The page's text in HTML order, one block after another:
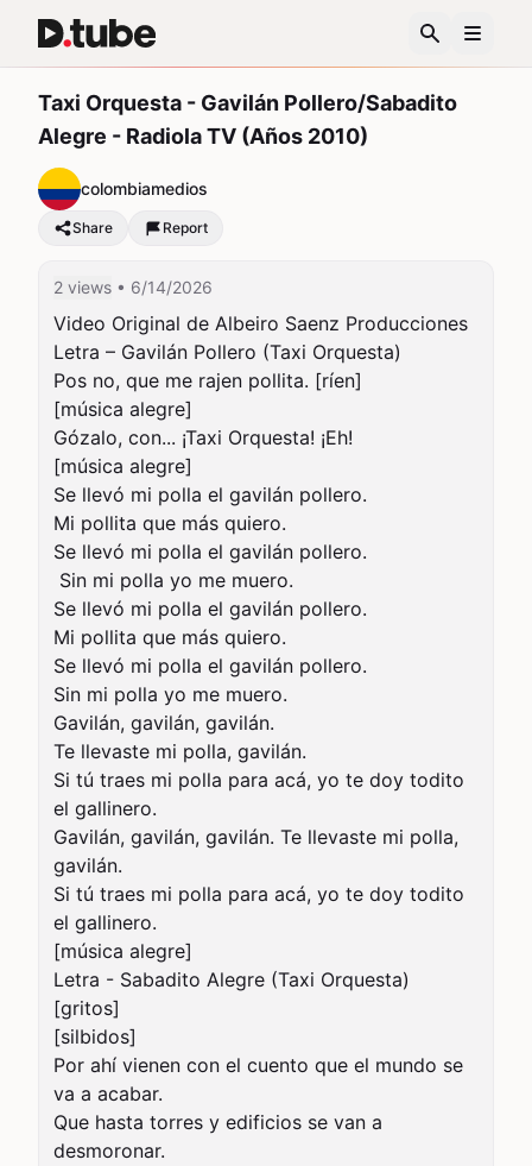
Taxi Orquesta - Gavilán Pollero/Sabadito
Alegre - Radiola TV (Años 2010)
colombiamedios
Share Report
2 views • 6/14/2026
Video Original de Albeiro Saenz Producciones
Letra – Gavilán Pollero (Taxi Orquesta)
Pos no, que me rajen pollita. [ríen]
[música alegre]
Gózalo, con... ¡Taxi Orquesta! ¡Eh!
[música alegre]
Se llevó mi polla el gavilán pollero.
Mi pollita que más quiero.
Se llevó mi polla el gavilán pollero.
Se llevó mi polla el gavilán pollero.
Mi pollita que más quiero.
Se llevó mi polla el gavilán pollero.
Sin mi polla yo me muero.
Gavilán, gavilán, gavilán.
Te llevaste mi polla, gavilán.
Si tú traes mi polla para acá, yo te doy todito
el gallinero.
Gavilán, gavilán, gavilán. Te llevaste mi polla,
gavilán.
Si tú traes mi polla para acá, yo te doy todito
el gallinero.
[música alegre]
Letra - Sabadito Alegre (Taxi Orquesta)
[gritos]
[silbidos]
Por ahí vienen con el cuento que el mundo se
va a acabar.
Que hasta torres y edificios se van a
desmoronar.